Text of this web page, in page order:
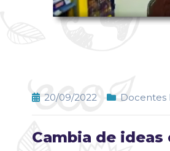
20/09/2022 Docentes
Cambia de ideas